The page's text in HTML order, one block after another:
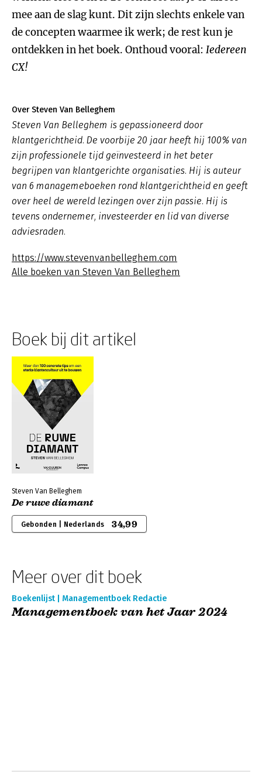
mee aan de slag kunt. Dit zijn slechts enkele van
de concepten waarmee ik werk; de rest kun je
ontdekken in het boek. Onthoud vooral: Iedereen
CX!
Over Steven Van Belleghem
Steven Van Belleghem is gepassioneerd door
klantgerichtheid. De voorbije 20 jaar heeft hij 100% van
zijn professionele tijd geïnvesteerd in het beter
begrijpen van klantgerichte organisaties. Hij is auteur
van 6 managemeboeken rond klantgerichtheid en geeft
over heel de wereld lezingen over zijn passie. Hij is
tevens ondernemer, investeerder en lid van diverse
adviesraden.
https://www.stevenvanbelleghem.com
Alle boeken van Steven Van Belleghem
Boek bij dit artikel
Steven Van Belleghem
De ruwe diamant
Gebonden | Nederlands 34,99
Meer over dit boek
Boekenlijst | Managementboek Redactie
Managementboek van het Jaar 2024